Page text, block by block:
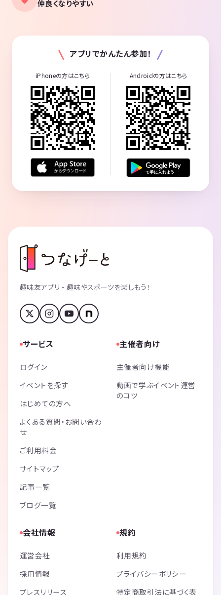
仲良くなりやすい
アプリでかんたん参加！
iPhoneの方はこちら Androidの方はこちら
趣味友アプリ - 趣味やスポーツを楽しもう！
サービス
ログイン
イベントを探す
はじめての方へ
よくある質問・お問い合わ
せ
ご利用料金
サイトマップ
記事一覧
ブログ一覧
主催者向け
主催者向け機能
動画で学ぶイベント運営
のコツ
会社情報
運営会社
採用情報
プレスリリース
規約
利用規約
プライバシーポリシー
特定商取引法に基づく表